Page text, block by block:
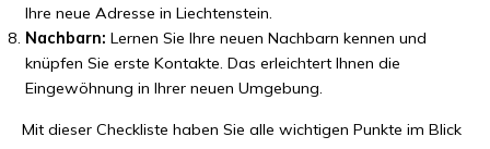
Ihre neue Adresse in Liechtenstein.
Nachbarn: Lernen Sie Ihre neuen Nachbarn kennen und
knüpfen Sie erste Kontakte. Das erleichtert Ihnen die
Eingewöhnung in Ihrer neuen Umgebung.
Mit dieser Checkliste haben Sie alle wichtigen Punkte im Blick